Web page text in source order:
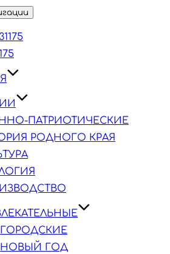
ПАТРИОТИЧЕСКИЕ
РОДНОГО КРАЯ
ГОРОДСКИЕ
НОВЫЙ ГОД